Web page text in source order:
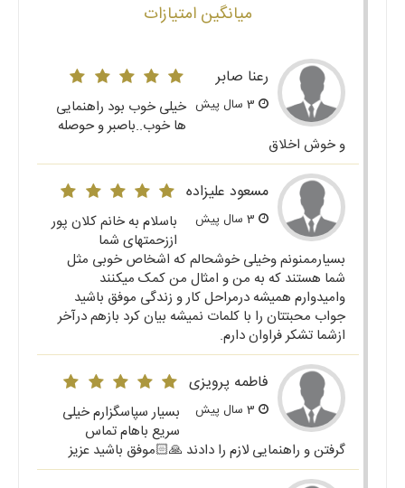
میانگین امتیازات
رعنا صابر
خیلی خوب بود راهنمایی
ها خوب..باصبر و حوصله
و خوش اخلاق
مسعود علیزاده
باسلام به خانم کلان پور
اززحمتهای شما
بسیارممنونم وخیلی خوشحالم که اشخاص خوبی مثل
شما هستند که به من و امثال من کمک میکنند
وامیدوارم همیشه درمراحل کار و زندگی موفق باشید
جواب محبتتان را با کلمات نمیشه بیان کرد بازهم درآخر
ازشما تشکر فراوان دارم.
فاطمه پرویزی
بسیار سپاسگزارم خیلی
سریع باهام تماس
گرفتن و راهنمایی لازم را دادند 🙏🏻موفق باشید عزیز